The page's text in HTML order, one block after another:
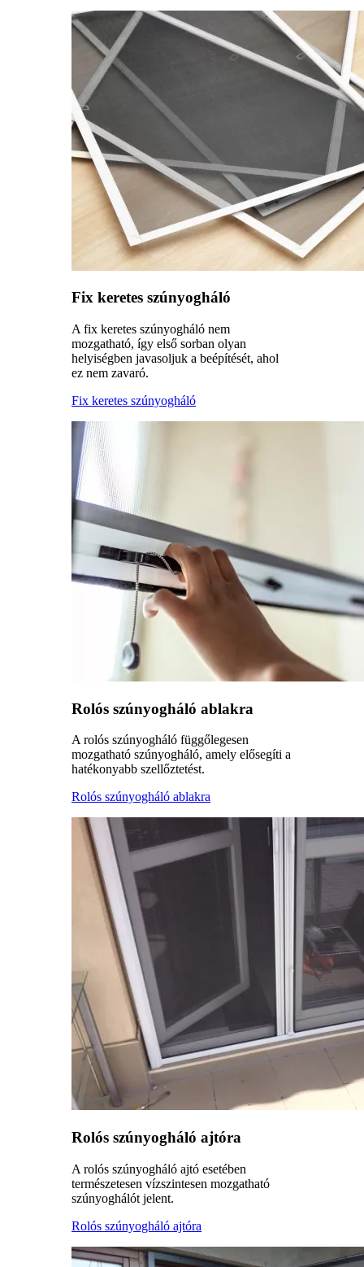
Fix keretes szúnyogháló
A fix keretes szúnyogháló nem
mozgatható, így első sorban olyan
helyiségben javasoljuk a beépítését, ahol
ez nem zavaró.
Fix keretes szúnyogháló
Rolós szúnyogháló ablakra
A rolós szúnyogháló függőlegesen
mozgatható szúnyogháló, amely elősegíti a
hatékonyabb szellőztetést.
Rolós szúnyogháló ablakra
Rolós szúnyogháló ajtóra
A rolós szúnyogháló ajtó esetében
természetesen vízszintesen mozgatható
szúnyoghálót jelent.
Rolós szúnyogháló ajtóra